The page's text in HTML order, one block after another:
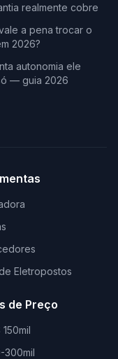
realmente cobre
a pena trocar o
2026?
autonomia ele
— guia 2026
Eletropostos
de Preço
300mil